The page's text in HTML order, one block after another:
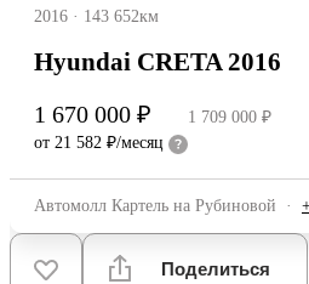
2016 · 143 652км
Hyundai CRETA 2016
1 670 000 ₽
1 709 000 ₽
от 21 582 ₽/месяц
Автомолл Картель на Рубиновой ·
Поделиться